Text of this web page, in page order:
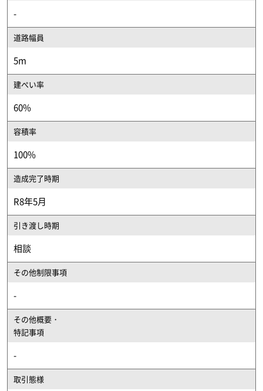
-
道路幅員
5m
建ぺい率
60%
容積率
100%
造成完了時期
R8年5月
引き渡し時期
相談
その他制限事項
-
その他概要・
特記事項
-
取引態様